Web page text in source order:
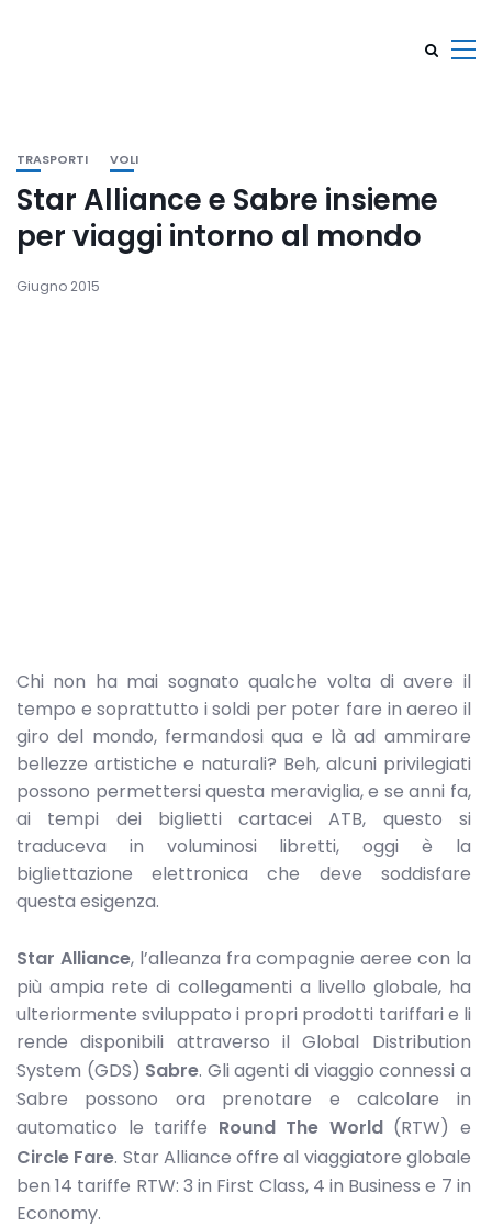
TRASPORTI VOLI
Star Alliance e Sabre insieme
per viaggi intorno al mondo
Giugno 2015
Chi non ha mai sognato qualche volta di avere il
tempo e soprattutto i soldi per poter fare in aereo il
giro del mondo, fermandosi qua e là ad ammirare
bellezze artistiche e naturali? Beh, alcuni privilegiati
possono permettersi questa meraviglia, e se anni fa,
ai tempi dei biglietti cartacei ATB, questo si
traduceva in voluminosi libretti, oggi è la
bigliettazione elettronica che deve soddisfare
questa esigenza.
Star Alliance, l’alleanza fra compagnie aeree con la
più ampia rete di collegamenti a livello globale, ha
ulteriormente sviluppato i propri prodotti tariffari e li
rende disponibili attraverso il Global Distribution
System (GDS) Sabre. Gli agenti di viaggio connessi a
Sabre possono ora prenotare e calcolare in
automatico le tariffe Round The World(RTW) e
Circle Fare. Star Alliance offre al viaggiatore globale
ben 14 tariffe RTW: 3 in First Class, 4 in Business e 7 in
Economy.